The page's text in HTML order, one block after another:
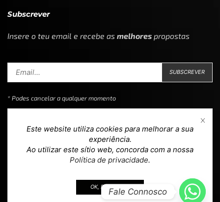
Subscrever
Insere o teu email e recebe as melhores propostas
* Podes cancelar a qualquer momento
Copyright © 2023Loja 39. Todos os direitos reservados.
Este website utiliza cookies para melhorar a sua
experiência.
Ao utilizar este sítio web, concorda com a nossa
Política de privacidade.
OK, EU ACEITO.Fale Connosco